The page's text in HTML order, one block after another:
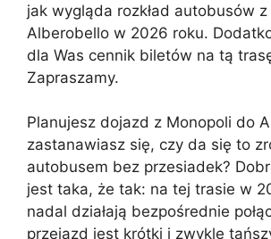
jak wygląda rozkład autobusów
Alberobello w 2026 roku.
dla Was cennik biletów na tą
Zapraszamy.
Planujesz dojazd z Monopoli do
zastanawiasz się, czy da się to
autobusem bez przesiadek?
jest taka, że tak: na tej trasie w
nadal działają bezpośrednie
przejazd jest krótki i zwykle